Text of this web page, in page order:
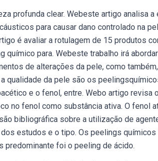
profunda clear. Webeste artigo analisa
para causar dano controlado na
é avaliar a rotulagem de 15 produtos
químico para. Webeste trabalho irá
de alterações da pele, como
qualidade da pele são os
e o fenol, entre. Webo artigo revisa
no fenol como substância ativa. O fenol
bibliográfica sobre a utilização de
estudos e o tipo. Os peelings
predominante foi o peeling de ácido.